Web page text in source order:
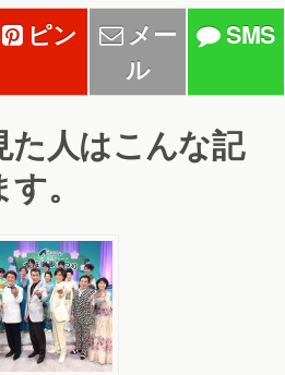
ピン
メー
ル
SMS
た人はこんな記
。